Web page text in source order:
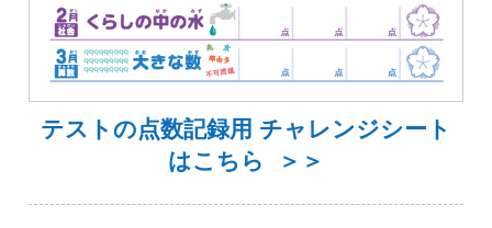
テストの点数記録用 チャレンジシート
はこちら ＞＞